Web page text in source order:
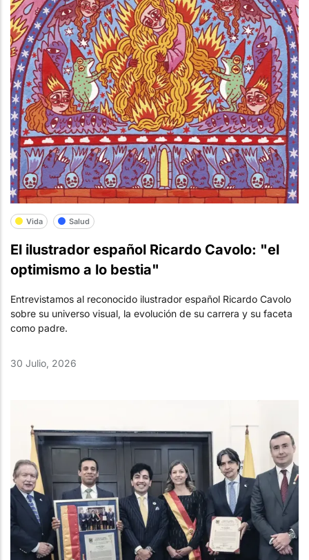
Vida Salud
El ilustrador español Ricardo Cavolo: "el
optimismo a lo bestia"
Entrevistamos al reconocido ilustrador español Ricardo Cavolo
sobre su universo visual, la evolución de su carrera y su faceta
como padre.
30 Julio, 2026